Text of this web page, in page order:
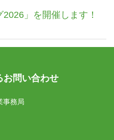
」を開催します！
お問い合わせ
事務局